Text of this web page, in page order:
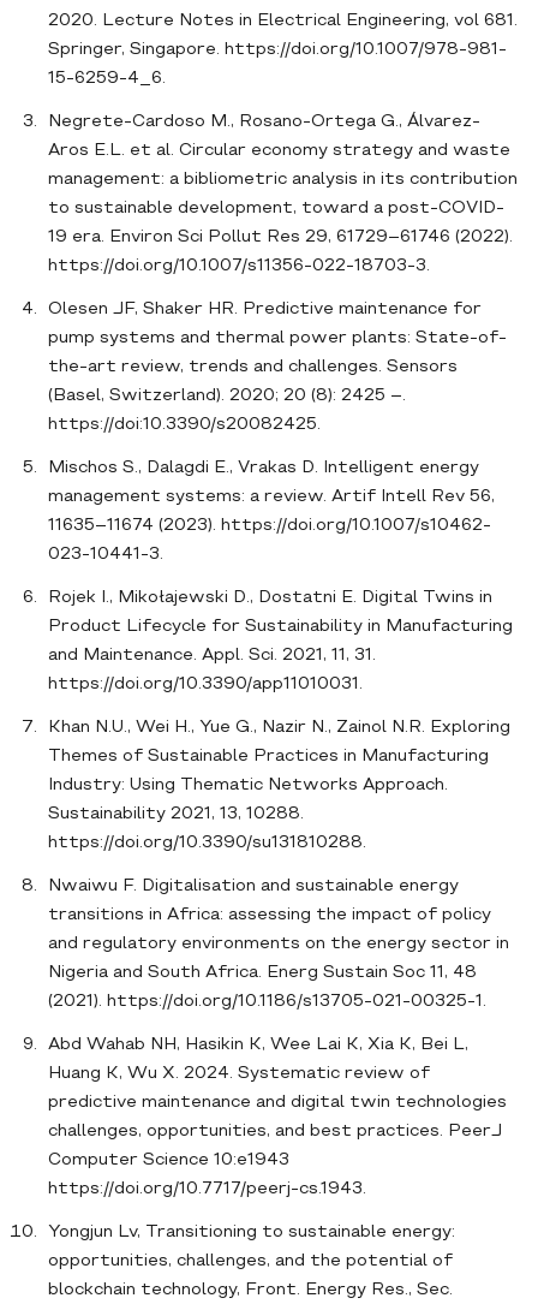
2020. Lecture Notes in Electrical Engineering, vol 681.
Springer, Singapore. https://doi.org/10.1007/978-981-
15-6259-4_6.
Negrete-Cardoso M., Rosano-Ortega G., Álvarez-
Aros E.L. et al. Circular economy strategy and waste
management: a bibliometric analysis in its contribution
to sustainable development, toward a post-COVID-
19 era. Environ Sci Pollut Res 29, 61729–61746 (2022).
https://doi.org/10.1007/s11356-022-18703-3.
Olesen JF, Shaker HR. Predictive maintenance for
pump systems and thermal power plants: State-of-
the-art review, trends and challenges. Sensors
(Basel, Switzerland). 2020; 20 (8): 2425 –.
https://doi:10.3390/s20082425.
Mischos S., Dalagdi E., Vrakas D. Intelligent energy
management systems: a review. Artif Intell Rev 56,
11635–11674 (2023). https://doi.org/10.1007/s10462-
023-10441-3.
Rojek I., Mikołajewski D., Dostatni E. Digital Twins in
Product Lifecycle for Sustainability in Manufacturing
and Maintenance. Appl. Sci. 2021, 11, 31.
https://doi.org/10.3390/app11010031.
Khan N.U., Wei H., Yue G., Nazir N., Zainol N.R. Exploring
Themes of Sustainable Practices in Manufacturing
Industry: Using Thematic Networks Approach.
Sustainability 2021, 13, 10288.
https://doi.org/10.3390/su131810288.
Nwaiwu F. Digitalisation and sustainable energy
transitions in Africa: assessing the impact of policy
and regulatory environments on the energy sector in
Nigeria and South Africa. Energ Sustain Soc 11, 48
(2021). https://doi.org/10.1186/s13705-021-00325-1.
Abd Wahab NH, Hasikin K, Wee Lai K, Xia K, Bei L,
Huang K, Wu X. 2024. Systematic review of
predictive maintenance and digital twin technologies
challenges, opportunities, and best practices. PeerJ
Computer Science 10:e1943
https://doi.org/10.7717/peerj-cs.1943.
Yongjun Lv, Transitioning to sustainable energy:
opportunities, challenges, and the potential of
blockchain technology, Front. Energy Res., Sec.